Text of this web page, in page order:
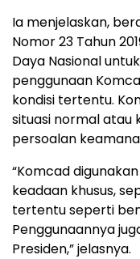
Ia menjelaskan,
Nomor 23 Tahun
Daya Nasional
penggunaan
kondisi tertentu.
situasi normal atau
persoalan
“Komcad
keadaan khusus,
tertentu seperti
Penggunaannya
Presiden,” jelasnya.